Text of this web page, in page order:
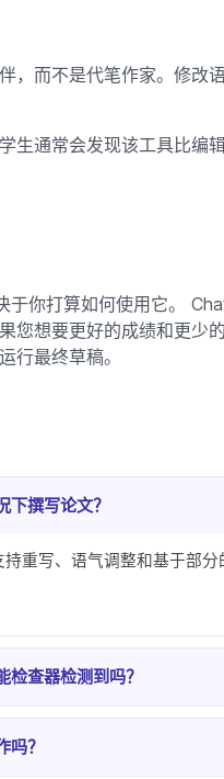
，而不是代笔作家。修改
生通常会发现该工具比编
于你打算如何使用它。
您想要更好的成绩和更少
行最终草稿。
撰写论文？
重写、语气调整和基于部
查器检测到吗？
标记。经过人工修改、添加
吗？